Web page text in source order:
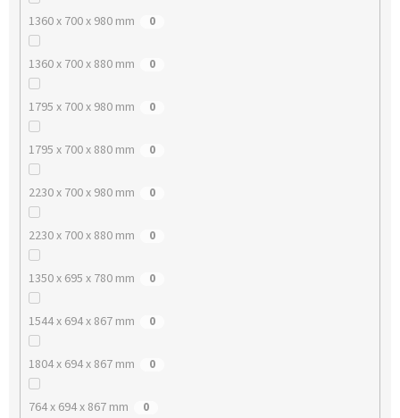
1360 x 700 x 980 mm 0
1360 x 700 x 880 mm 0
1795 x 700 x 980 mm 0
1795 x 700 x 880 mm 0
2230 x 700 x 980 mm 0
2230 x 700 x 880 mm 0
1350 x 695 x 780 mm 0
1544 x 694 x 867 mm 0
1804 x 694 x 867 mm 0
764 x 694 x 867 mm 0